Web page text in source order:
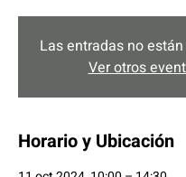
Las entradas no
Ver otros
Horario y Ubicación